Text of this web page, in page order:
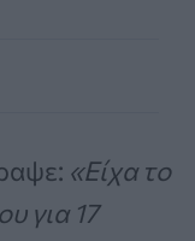
«Είχα το
για 17